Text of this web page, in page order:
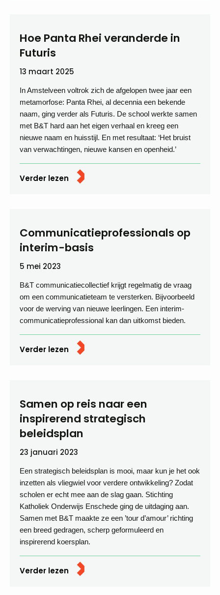
Hoe Panta Rhei veranderde in
Futuris
13 maart 2025
In Amstelveen voltrok zich de afgelopen twee jaar een
metamorfose: Panta Rhei, al decennia een bekende
naam, ging verder als Futuris. De school werkte samen
met B&T hard aan het eigen verhaal en kreeg een
nieuwe naam en huisstijl. En met resultaat: ‘Het bruist
van verwachtingen, nieuwe kansen en openheid.’
Verder lezen
Communicatie­professionals op
interim-basis
5 mei 2023
B&T communicatiecollectief krijgt regelmatig de vraag
om een communicatieteam te versterken. Bijvoorbeeld
voor de werving van nieuwe leerlingen. Een interim-
communicatieprofessional kan dan uitkomst bieden.
Verder lezen
Samen op reis naar een
inspirerend strategisch
beleidsplan
23 januari 2023
Een strategisch beleidsplan is mooi, maar kun je het ook
inzetten als vliegwiel voor verdere ontwikkeling? Zodat
scholen er echt mee aan de slag gaan. Stichting
Katholiek Onderwijs Enschede ging de uitdaging aan.
Samen met B&T maakte ze een ’tour d’amour’ richting
een breed gedragen, scherp geformuleerd en
inspirerend koersplan.
Verder lezen